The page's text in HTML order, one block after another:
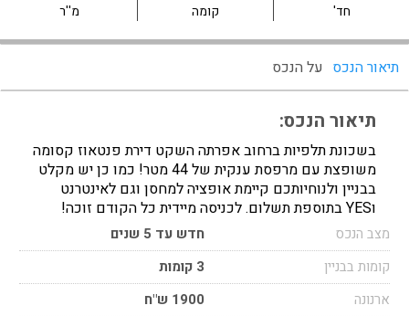
חד'
קומה
מ''ר
תיאור הנכס על הנכס
תיאור הנכס:
בשכונת תלפיות ברחוב אפרתה השקט דירת פנטאוז קסומה
משופצת עם מרפסת ענקית של 44 מטר! כמו כן יש מקלט
בבניין ולנוחיותכם קיימת אופציה למחסן וגם לאינטרנט
וYES בתוספת תשלום. לכניסה מיידית כל הקודם זוכה!
מצב הנכס
חדש עד 5 שנים
קומות בבניין
3 קומות
ארנונה
1900 ש"ח